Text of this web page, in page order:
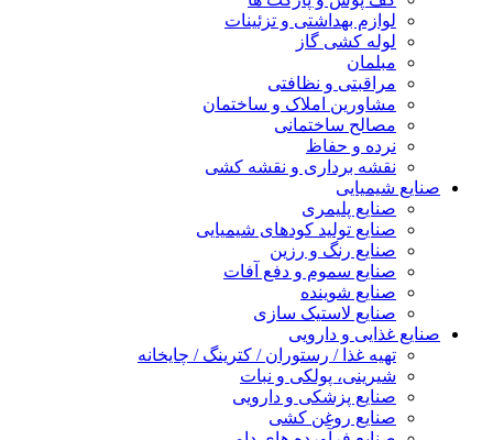
لوازم بهداشتی و تزئینات
لوله کشی گاز
مبلمان
مراقبتی و نظافتی
مشاورین املاک و ساختمان
مصالح ساختمانی
نرده و حفاظ
نقشه برداری و نقشه کشی
صنایع شیمیایی
صنایع پلیمری
صنایع تولید کودهای شیمیایی
صنایع رنگ و رزین
صنایع سموم و دفع آفات
صنایع شوینده
صنایع لاستیک سازی
صنایع غذایی و دارویی
تهیه غذا / رستوران / کترینگ / چایخانه
شیرینی، پولکی و نبات
صنایع پزشکی و دارویی
صنایع روغن کشی